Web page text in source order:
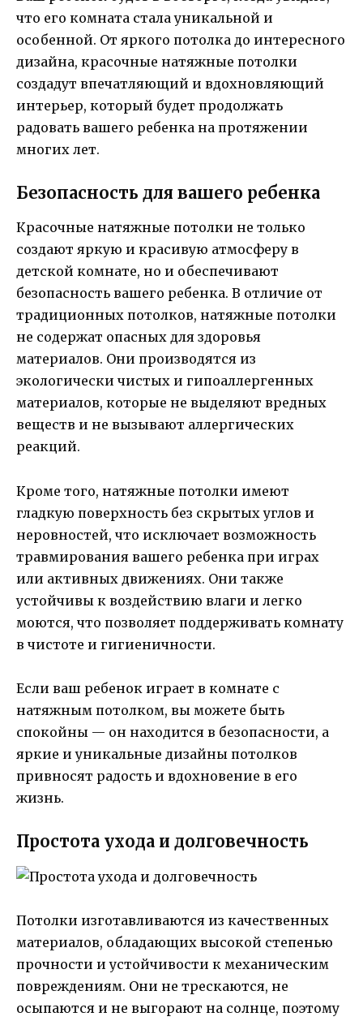
что его комната стала уникальной и
особенной. От яркого потолка до интересного
дизайна, красочные натяжные потолки
создадут впечатляющий и вдохновляющий
интерьер, который будет продолжать
радовать вашего ребенка на протяжении
многих лет.
Безопасность для вашего ребенка
Красочные натяжные потолки не только
создают яркую и красивую атмосферу в
детской комнате, но и обеспечивают
безопасность вашего ребенка. В отличие от
традиционных потолков, натяжные потолки
не содержат опасных для здоровья
материалов. Они производятся из
экологически чистых и гипоаллергенных
материалов, которые не выделяют вредных
веществ и не вызывают аллергических
реакций.
Кроме того, натяжные потолки имеют
гладкую поверхность без скрытых углов и
неровностей, что исключает возможность
травмирования вашего ребенка при играх
или активных движениях. Они также
устойчивы к воздействию влаги и легко
моются, что позволяет поддерживать комнату
в чистоте и гигиеничности.
Если ваш ребенок играет в комнате с
натяжным потолком, вы можете быть
спокойны — он находится в безопасности, а
яркие и уникальные дизайны потолков
привносят радость и вдохновение в его
жизнь.
Простота ухода и долговечность
Потолки изготавливаются из качественных
материалов, обладающих высокой степенью
прочности и устойчивости к механическим
повреждениям. Они не трескаются, не
осыпаются и не выгорают на солнце, поэтому